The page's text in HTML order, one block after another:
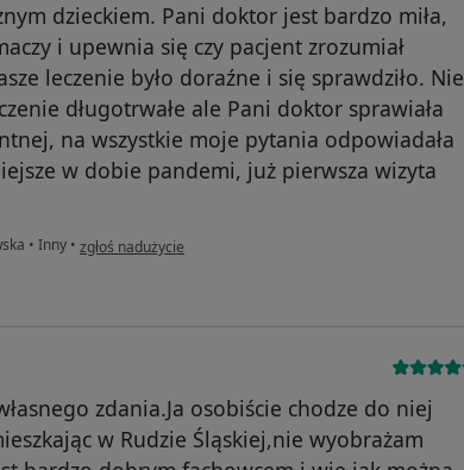
dzieckiem. Pani doktor jest bardzo miła,
i upewnia się czy pacjent zrozumiał
leczenie było doraźne i się sprawdziło. Nie
długotrwałe ale Pani doktor sprawiała
na wszystkie moje pytania odpowiadała
w dobie pandemi, już pierwsza wizyta
• Inny • w opinii użytkownika M. K.
zgłoś nadużycie
zdania.Ja osobiście chodze do niej
w Rudzie Śląskiej,nie wyobrażam